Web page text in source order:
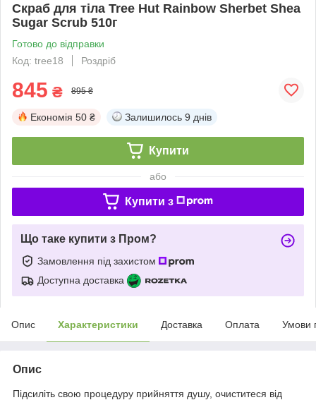
Скраб для тіла Tree Hut Rainbow Sherbet Shea
Sugar Scrub 510г
Готово до відправки
Код: tree18
Роздріб
845 ₴ 895 ₴
Економія 50 ₴ Залишилось 9 днів
Купити
або
Купити з
Що таке купити з Пром?
Замовлення під захистом
Доступна доставка
Опис Характеристики Доставка Оплата Умови
Опис
Підсиліть свою процедуру прийняття душу, очиститеся від